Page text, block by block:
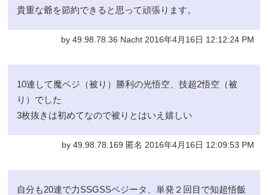
貴重な爺を節約できると思って頑張ります。
by 49.98.78.36 Nacht 2016年4月16日 12:12:24 PM
10連して魔ベジ（被り）勝利の光悟空、技超2悟空（被
り）でした
3枚抜きは初めてなので被りとはいえ嬉しい
by 49.98.78.169 匿名 2016年4月16日 12:09:53 PM
自分も20連で力SSGSSベジータ、単発２回目で知超悟飯